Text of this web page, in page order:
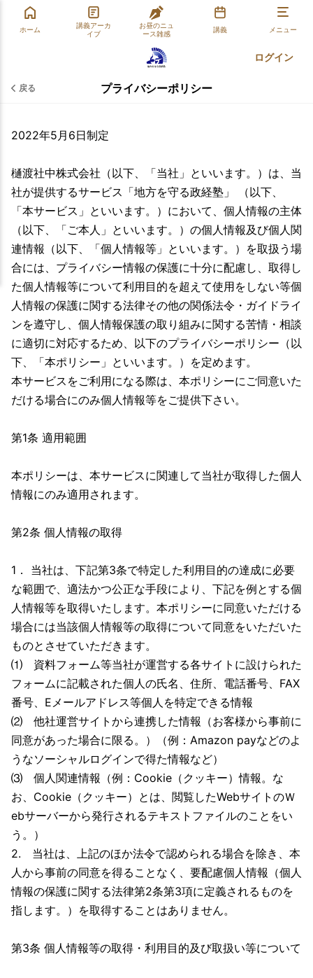
ホーム
講義アーカ
イブ
お昼のニュ
ース雑感
講義 メニュー
ログイン
戻る プライバシーポリシー
2022年5月6日制定
樋渡社中株式会社（以下、「当社」といいます。）は、当
社が提供するサービス「地方を守る政経塾」 （以下、
「本サービス」といいます。）において、個人情報の主体
（以下、「ご本人」といいます。）の個人情報及び個人関
連情報（以下、「個人情報等」といいます。）を取扱う場
合には、プライバシー情報の保護に十分に配慮し、取得し
た個人情報等について利用目的を超えて使用をしない等個
人情報の保護に関する法律その他の関係法令・ガイドライ
ンを遵守し、個人情報保護の取り組みに関する苦情・相談
に適切に対応するため、以下のプライバシーポリシー（以
下、「本ポリシー」といいます。）を定めます。
本サービスをご利用になる際は、本ポリシーにご同意いた
だける場合にのみ個人情報等をご提供下さい。
第1条 適用範囲
本ポリシーは、本サービスに関連して当社が取得した個人
情報にのみ適用されます。
第2条 個人情報の取得
1． 当社は、下記第3条で特定した利用目的の達成に必要
な範囲で、適法かつ公正な手段により、下記を例とする個
人情報等を取得いたします。本ポリシーに同意いただける
場合には当該個人情報等の取得について同意をいただいた
ものとさせていただきます。
⑴ 資料フォーム等当社が運営する各サイトに設けられた
フォームに記載された個人の氏名、住所、電話番号、FAX
番号、Eメールアドレス等個人を特定できる情報
⑵ 他社運営サイトから連携した情報（お客様から事前に
同意があった場合に限る。）（例：Amazon payなどのよ
うなソーシャルログインで得た情報など）
⑶ 個人関連情報（例：Cookie（クッキー）情報。な
お、Cookie（クッキー）とは、閲覧したWebサイトのＷ
ebサーバーから発行されるテキストファイルのことをい
う。）
2. 当社は、上記のほか法令で認められる場合を除き、本
人から事前の同意を得ることなく、要配慮個人情報（個人
情報の保護に関する法律第2条第3項に定義されるものを
指します。）を取得することはありません。
第3条 個人情報等の取得・利用目的及び取扱い等について